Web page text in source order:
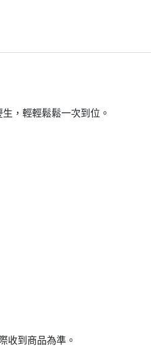
，輕輕鬆鬆一次到位。
收到商品為準。